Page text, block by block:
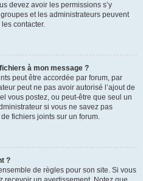
devez avoir les permissions s’y
et les administrateurs peuvent
contacter.
à mon message ?
peut être accordée par forum, par
peut ne pas avoir autorisé l’ajout de
vous postez, ou peut-être que seul un
si vous ne savez pas
fichiers joints sur un forum.
?
de règles pour son site. Si vous